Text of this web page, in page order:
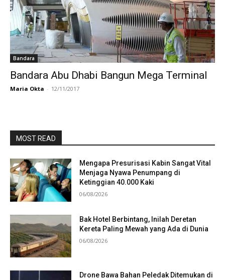
Bandara
Bandara Abu Dhabi Bangun Mega Terminal
Maria Okta - 12/11/2017
MOST READ
Mengapa Presurisasi Kabin Sangat Vital
Menjaga Nyawa Penumpang di
Ketinggian 40.000 Kaki
06/08/2026
Bak Hotel Berbintang, Inilah Deretan
Kereta Paling Mewah yang Ada di Dunia
06/08/2026
Drone Bawa Bahan Peledak Ditemukan di